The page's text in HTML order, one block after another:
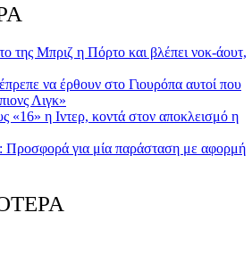
της Μπριζ η Πόρτο και βλέπει νοκ-άουτ,
να έρθουν στο Γιουρόπα αυτοί που
Λιγκ»
«16» η Ιντερ, κοντά στον αποκλεισμό η
για μία παράσταση με αφορμή